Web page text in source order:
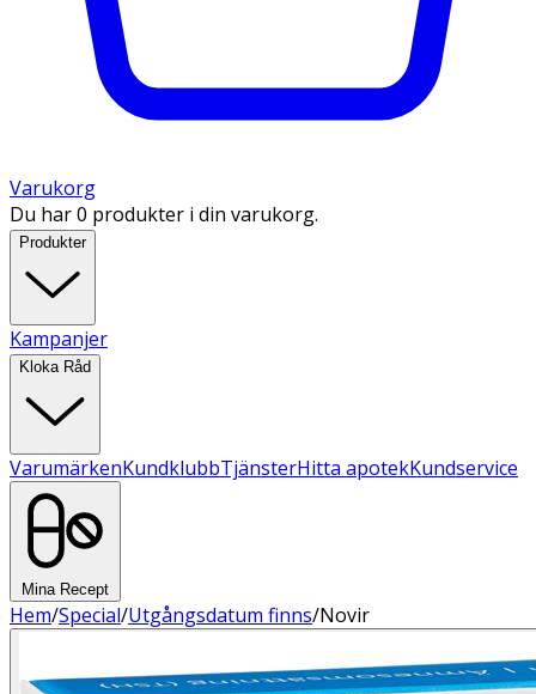
Varukorg
Du har 0 produkter i din varukorg.
Produkter
Kampanjer
Kloka Råd
VarumärkenKundklubbTjänsterHitta apotekKundservice
Mina Recept
Hem/Special/Utgångsdatum finns/Novir